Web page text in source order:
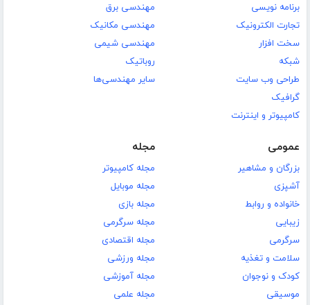
برنامه نویسی
تجارت الکترونیک
سخت افزار
شبکه
طراحی وب سایت
گرافیک
کامپیوتر و اینترنت
مهندسی برق
مهندسی مکانیک
مهندسی شیمی
روباتیک
سایر مهندسی‌ها
عمومی
بزرگان و مشاهیر
آشپزی
خانواده و روابط
زیبایی
سرگرمی
سلامت و تغذیه
کودک و نوجوان
موسیقی
مجله
مجله کامپیوتر
مجله موبایل
مجله بازی
مجله سرگرمی
مجله اقتصادی
مجله ورزشی
مجله آموزشی
مجله علمی